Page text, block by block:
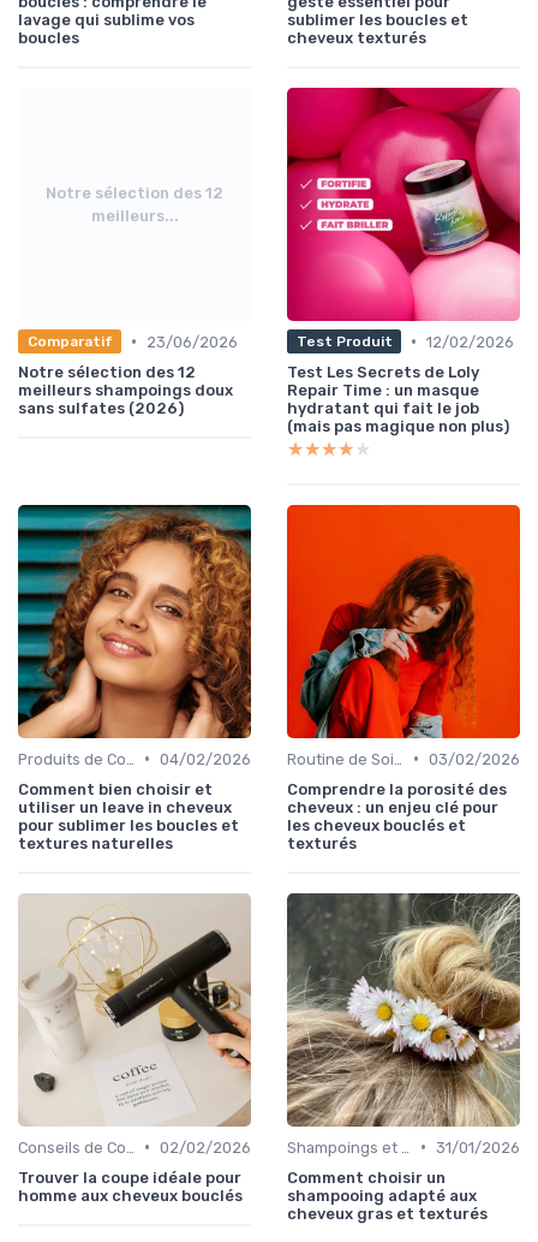
lavage qui sublime vos
boucles
sublimer les boucles et
cheveux texturés
Notre sélection des 12
meilleurs...
Comparatif •
23/06/2026
Notre sélection des 12
meilleurs shampoings doux
sans sulfates (2026)
Test Produit • 12/02/2026
Test Les Secrets de Loly
Repair Time : un masque
hydratant qui fait le job
(mais pas magique non plus)
★★★★★
★★★★★
• 04/02/2026
Comment bien choisir et
utiliser un leave in cheveux
pour sublimer les boucles et
textures naturelles
• 03/02/2026
Comprendre la porosité des
cheveux : un enjeu clé pour
les cheveux bouclés et
texturés
• 02/02/2026
Trouver la coupe idéale pour
homme aux cheveux bouclés
• 31/01/2026
Comment choisir un
shampooing adapté aux
cheveux gras et texturés